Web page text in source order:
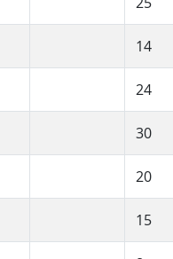
14
24
30
20
15